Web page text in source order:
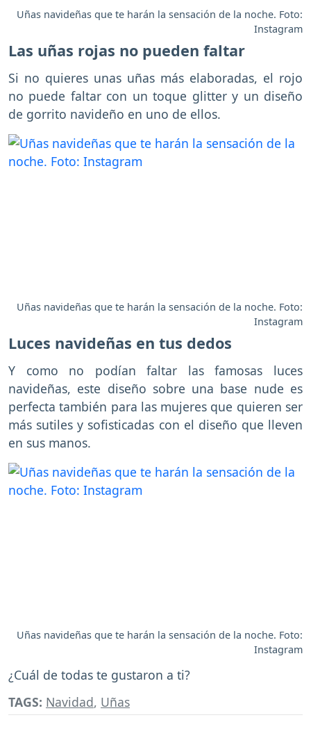
Uñas navideñas que te harán la sensación de la noche. Foto:
Instagram
Las uñas rojas no pueden faltar
Si no quieres unas uñas más elaboradas, el rojo
no puede faltar con un toque glitter y un diseño
de gorrito navideño en uno de ellos.
Uñas navideñas que te harán la sensación de la noche. Foto:
Instagram
Luces navideñas en tus dedos
Y como no podían faltar las famosas luces
navideñas, este diseño sobre una base nude es
perfecta también para las mujeres que quieren ser
más sutiles y sofisticadas con el diseño que lleven
en sus manos.
Uñas navideñas que te harán la sensación de la noche. Foto:
Instagram
¿Cuál de todas te gustaron a ti?
TAGS: Navidad, Uñas